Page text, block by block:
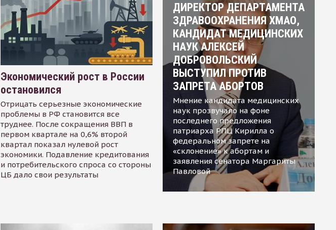
Экономический рост в России
остановился
Отрицать серьезные экономические
проблемы в РФ становится все
труднее. После сокращения ВВП в
первом квартале на 0,6% второй
квартал показал нулевой рост
экономики. Подавление кредитования
и потребительского спроса со стороны
ЦБ дало свои результаты
ДИРЕКТОР ДЕПАРТАМЕНТА
ЗДРАВООХРАНЕНИЯ ХМАО,
КАНДИДАТ МЕДИЦИНСКИХ
НАУК АЛЕКСЕЙ
ДОБРОВОЛЬСКИЙ
ВЫСТУПИЛ ПРОТИВ
ЗАПРЕТА АБОРТОВ
Мнение кандидата медицинских
наук прозвучало на фоне
последнего предложения
патриарха РПЦ Кирилла о
федеральном запрете на
«склонение» к абортам и
заявления сенатора Маргариты
Павловой